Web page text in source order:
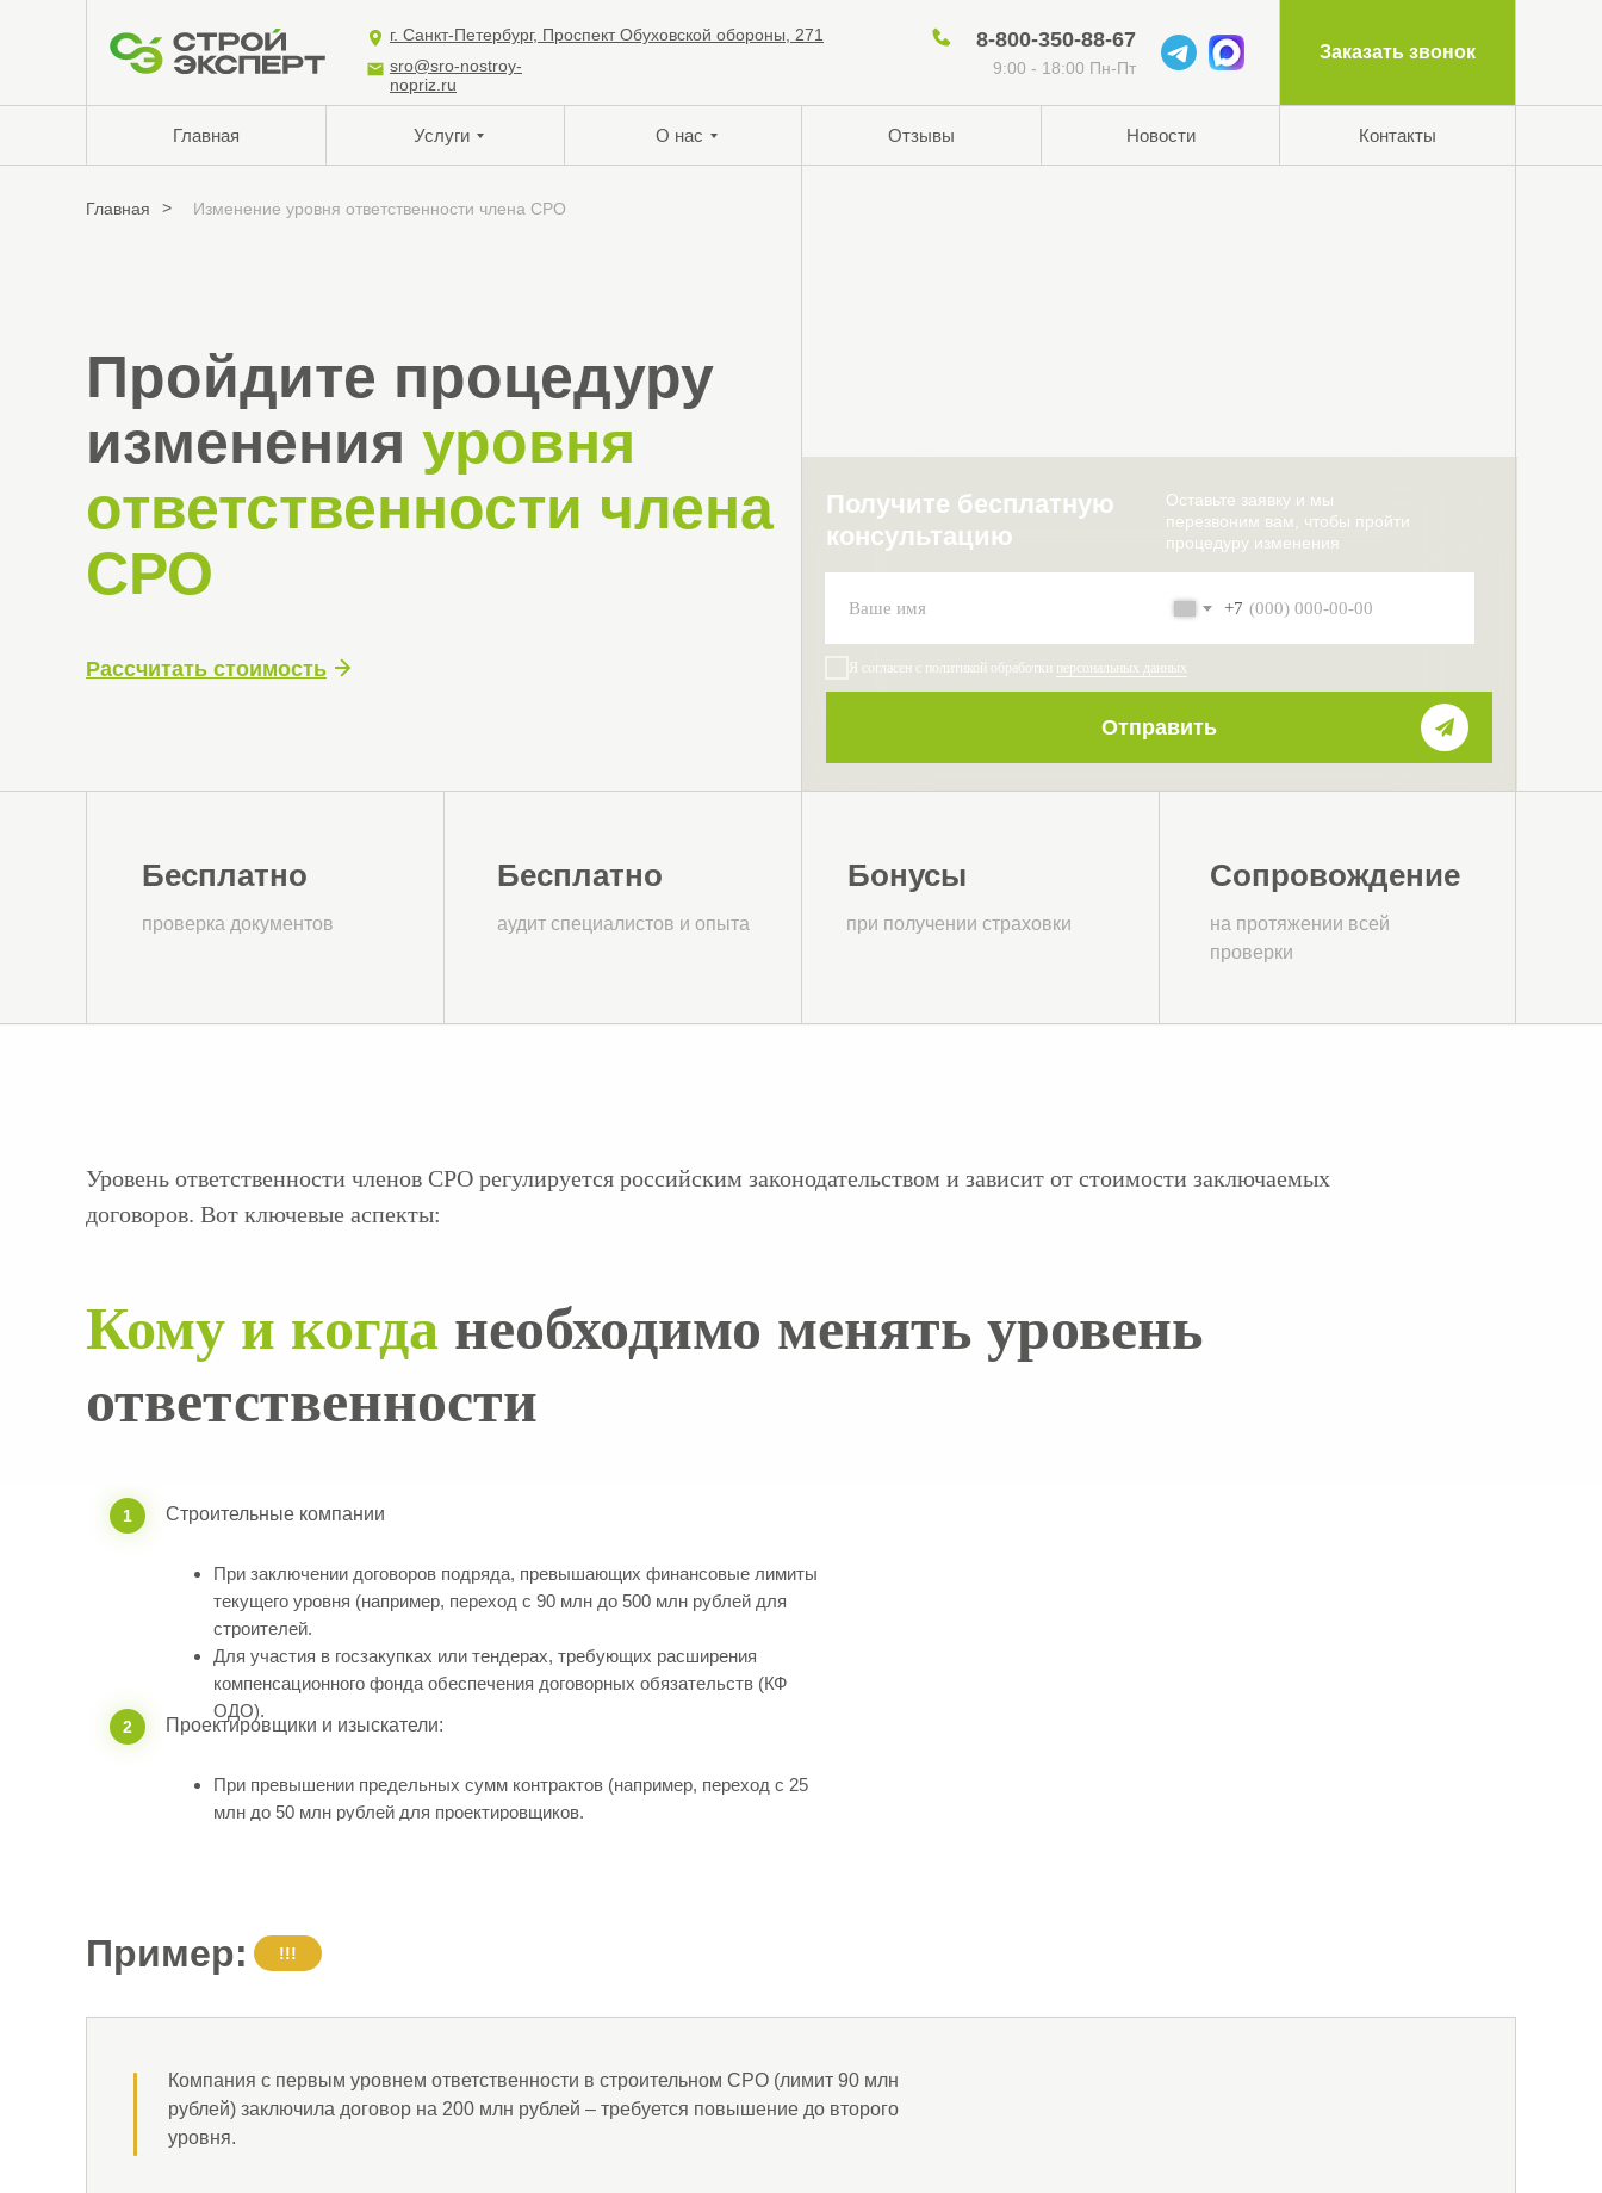
Заказать звонок
Контакты
Новости
Отзывы
О нас
Услуги
Главная
sro@sro-nostroy-
nopriz.ru
г. Санкт-Петербург, Проспект Обуховской обороны, 271
9:00 - 18:00 Пн-Пт
8-800-350-88-67
Пройдите процедуру
изменения уровня
ответственности члена
СРО
Получите бесплатную
консультацию
Оставьте заявку и мы
перезвоним вам, чтобы пройти
процедуру изменения
Сопровождение
на протяжении всей
проверки
Бонусы
при получении страховки
проверка документов аудит специалистов и опыта
Бесплатно
Бесплатно
Рассчитать стоимость
>
Главная Изменение уровня ответственности члена СРО
+7
Я согласен с политикой обработки персональных данных
Отправить
Уровень ответственности членов СРО регулируется российским законодательством и зависит от стоимости заключаемых
договоров. Вот ключевые аспекты:
Кому и когда необходимо менять уровень
ответственности
При заключении договоров подряда, превышающих финансовые лимиты
текущего уровня (например, переход с 90 млн до 500 млн рублей для
строителей.
Для участия в госзакупках или тендерах, требующих расширения
компенсационного фонда обеспечения договорных обязательств (КФ
ОДО).
Строительные компании
1
При превышении предельных сумм контрактов (например, переход с 25
млн до 50 млн рублей для проектировщиков.
Проектировщики и изыскатели:
2
Пример:
Компания с первым уровнем ответственности в строительном СРО (лимит 90 млн
рублей) заключила договор на 200 млн рублей – требуется повышение до второго
уровня.
!!!